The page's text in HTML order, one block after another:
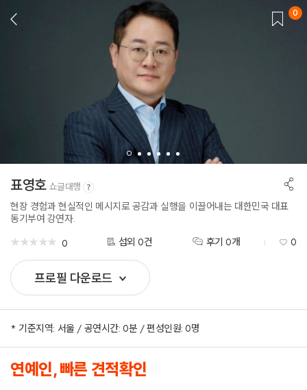
뒤
로
0
표영호 쇼글대행
현장 경험과 현실적인 메시지로 공감과 실행을 이끌어내는 대한민국 대표
동기부여 강연자.
★★★★★
★★★★★ 0 섭외 0건 후기 0개 0
프로필 다운로드
공
유
* 기준지역: 서울 / 공연시간: 0분 / 편성인원: 0명
연예인, 빠른 견적확인